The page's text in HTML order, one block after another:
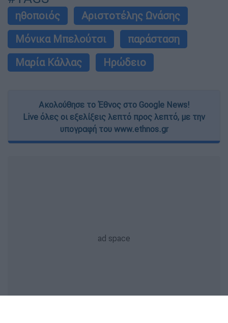
ηθοποιός
Αριστοτέλης Ωνάσης
Μόνικα Μπελούτσι
παράσταση
Μαρία Κάλλας
Ηρώδειο
Ακολούθησε το Έθνος στο Google News!
Live όλες οι εξελίξεις λεπτό προς λεπτό, με την
υπογραφή του www.ethnos.gr